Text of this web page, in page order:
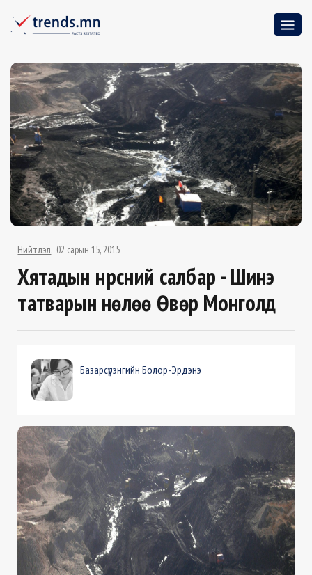
Нийтлэл 02 сарын 15, 2015
Хятадын нүүрсний салбар - Шинэ
татварын нөлөө Өвөр Монголд
Базарсүрэнгийн Болор-Эрдэнэ